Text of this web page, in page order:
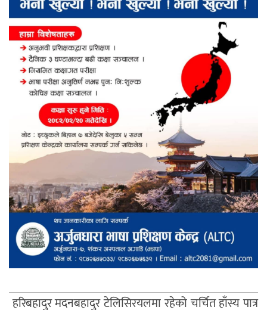
हरिबहादुर मदनबहादुर टेलिसिरयलमा रहेको चर्चित हाँस्य पात्र